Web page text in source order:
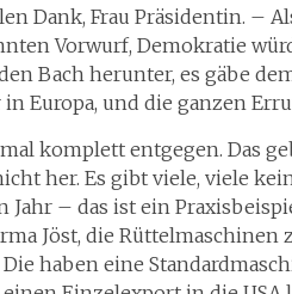
Dank, Frau Präsidentin. –
Vorwurf, Demokratie
Bach herunter, es gäbe
Europa, und die ganzen
komplett entgegen. Das
her. Es gibt viele, viele
Jahr – das ist ein
Jöst, die
haben eine